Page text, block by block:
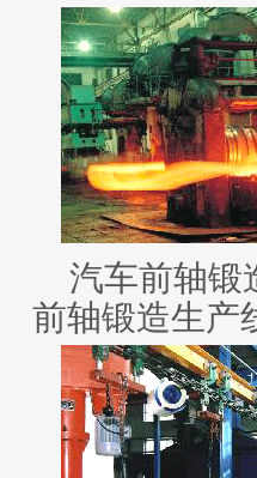
汽车前轴锻
前轴锻造生产